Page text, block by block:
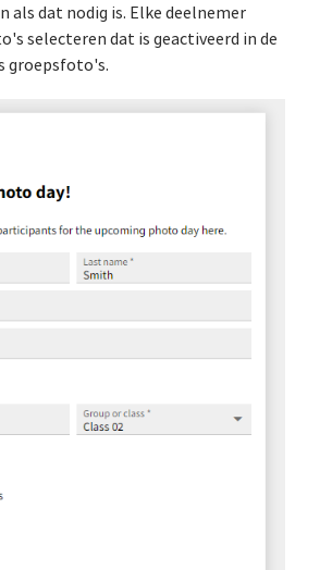
als dat nodig is. Elke deelnemer
selecteren dat is geactiveerd in de
groepsfoto's.